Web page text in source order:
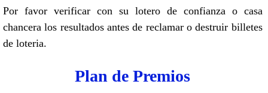
Por favor verificar con su lotero de confianza o casa
chancera los resultados antes de reclamar o destruir billetes
de loteria.
Plan de Premios